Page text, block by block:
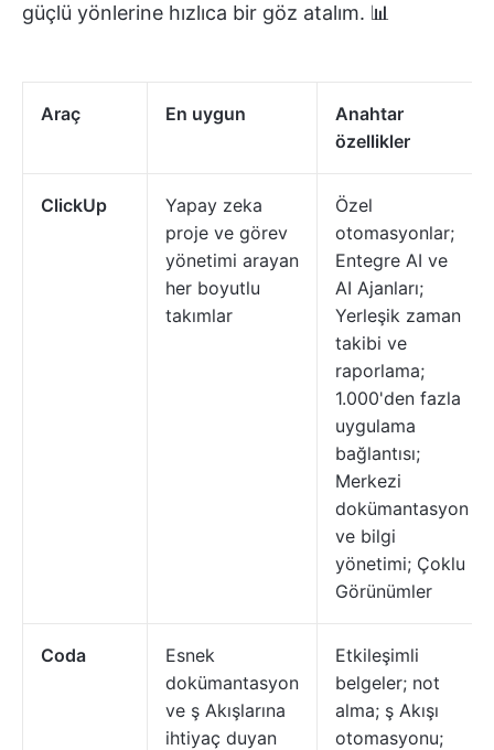
güçlü yönlerine hızlıca bir göz atalım. 📊
Araç En uygun
Anahtar
özellikler
ClickUp
Yapay zeka
proje ve görev
yönetimi arayan
her boyutlu
takımlar
Özel
otomasyonlar;
Entegre AI ve
AI Ajanları;
Yerleşik zaman
takibi ve
raporlama;
1.000'den fazla
uygulama
bağlantısı;
Merkezi
dokümantasyon
ve bilgi
yönetimi; Çoklu
Görünümler
Coda
Esnek
dokümantasyon
ve ş Akışlarına
ihtiyaç duyan
Etkileşimli
belgeler; not
alma; ş Akışı
otomasyonu;